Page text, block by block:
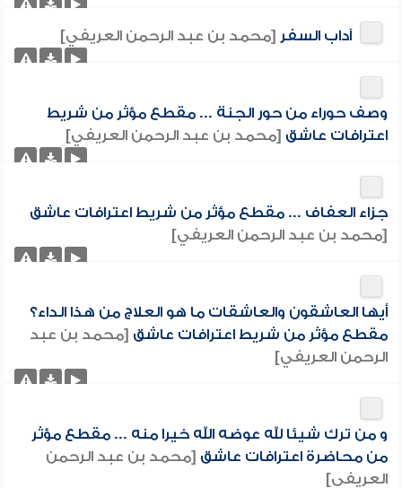
آداب السفر [محمد بن عبد الرحمن العريفي]
وصف حوراء من حور الجنة ... مقطع مؤثر من شريط
اعترافات عاشق [محمد بن عبد الرحمن العريفي]
جزاء العفاف ... مقطع مؤثر من شريط اعترافات عاشق
[محمد بن عبد الرحمن العريفي]
أيها العاشقون والعاشقات ما هو العلاج من هذا الداء؟
مقطع مؤثر من شريط اعترافات عاشق [محمد بن عبد
الرحمن العريفي]
و من ترك شيئا لله عوضه الله خيرا منه ... مقطع مؤثر
من محاضرة اعترافات عاشق [محمد بن عبد الرحمن
العريفي]